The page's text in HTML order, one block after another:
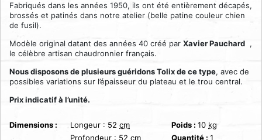
Fabriqués dans les années 1950, ils ont été entièrement décapés,
brossés et patinés dans notre atelier (belle patine couleur chien
de fusil).
Modèle original datant des années 40 créé par Xavier Pauchard ,
le célèbre artisan chaudronnier français.
Nous disposons de plusieurs guéridons Tolix de ce type, avec de
possibles variations sur l’épaisseur du plateau et le trou central.
Prix indicatif à l’unité.
Dimensions : Longeur : 52 cm
Profondeur : 52 cm
Poids :10 kg
Quantité :1